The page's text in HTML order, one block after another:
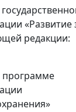
«Развитие
редакции:
программе